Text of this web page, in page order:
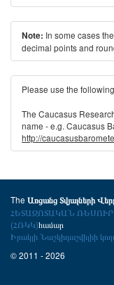
Note: In some cases
decimal points and
Please use the following
The Caucasus
name - e.g. Caucasus
http://
The Առցանց Տվյալների
ՀԵՏԱԶՈՏԱԿԱՆ
(ՀՌԿԿ)համար
Իրակլի Նաշկիդաշվիլիի
© 2011 - 2026